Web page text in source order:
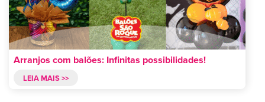
Arranjos com balões: Infinitas possibilidades!
LEIA MAIS >>